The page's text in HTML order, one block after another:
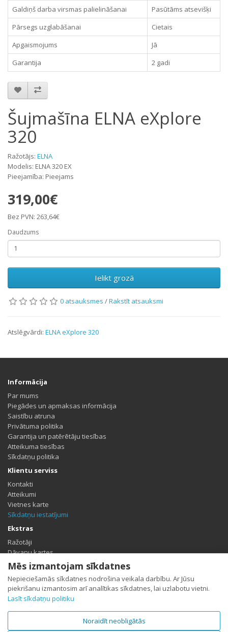
Galdiņš darba virsmas palielināšanai
Pasūtāms atsevišķi
Pārsegs uzglabāšanai
Cietais
Apgaismojums
Jā
Garantija
2 gadi
Šujmašīna ELNA eXplore
320
Ražotājs: ELNA
Modelis: ELNA 320 EX
Pieejamība: Pieejams
319,00€
Bez PVN: 263,64€
Daudzums
Ielikt grozā
0 atsauksmes /Rakstīt atsauksmi
Atslēgvārdi: ELNA eXplore 320
Informācija
Par mums
Piegādes un apmaksas informācija
Saistību atruna
Privātuma politika
Garantija un patērētāju tiesības
Atteikuma tiesības
Sīkdatņu politika
Klientu serviss
Kontakti
Atteikumi
Vietnes karte
Sīkdatņu iestatījumi
Ekstras
Ražotāji
Dāvanu kartes
Partneris
Īpašais piedāvājums
Profils
Profils
Pasūtījumu vēsture
Mēs izmantojam sīkdatnes
Nepieciešamās sīkdatnes nodrošina veikala darbību. Ar Jūsu
piekrišanu izmantosim arī analītikas sīkdatnes, lai uzlabotu vietni.
Lasīt sīkdatņu politiku
Noraidīt neobligātās